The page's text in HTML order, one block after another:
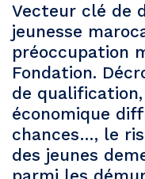
Vecteur clé de
jeunesse
préoccupation
Fondation.
de
économique
chances…, le
des jeunes